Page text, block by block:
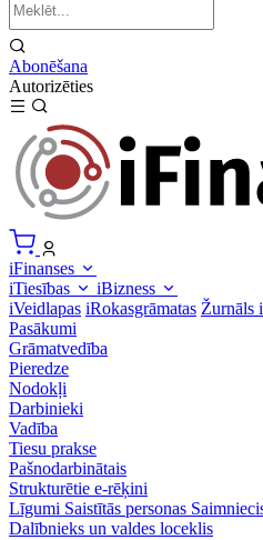
Abonēšana
Autorizēties
iFinanses
iTiesības
iBizness
iVeidlapas iRokasgrāmatas Žurnāls
Pasākumi
Grāmatvedība
Pieredze
Nodokļi
Darbinieki
Vadība
Tiesu prakse
Pašnodarbinātais
Strukturētie e-rēķini
Līgumi Saistītās personas
Dalībnieks un valdes loceklis